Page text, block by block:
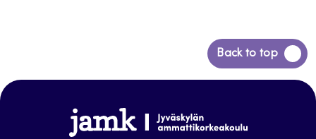
Back to top
Siirry
takaisin
www.jamk.fi